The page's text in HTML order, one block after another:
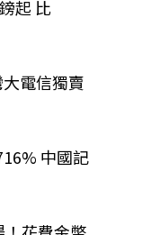
起 比
電信獨賣
中國記